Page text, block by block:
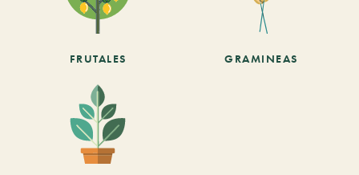
FRUTALES GRAMINEAS